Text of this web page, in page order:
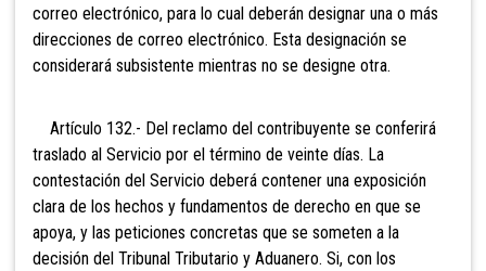
correo electrónico, para lo cual deberán designar una o más
direcciones de correo electrónico. Esta designación se
considerará subsistente mientras no se designe otra.
Artículo 132.- Del reclamo del contribuyente se conferirá
traslado al Servicio por el término de veinte días. La
contestación del Servicio deberá contener una exposición
clara de los hechos y fundamentos de derecho en que se
apoya, y las peticiones concretas que se someten a la
decisión del Tribunal Tributario y Aduanero. Si, con los